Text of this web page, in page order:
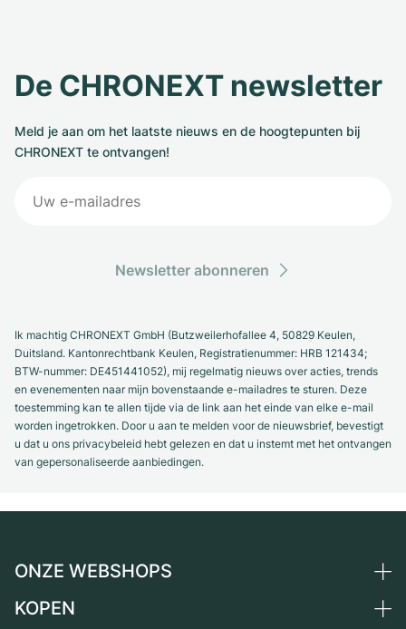
De CHRONEXT newsletter
Meld je aan om het laatste nieuws en de hoogtepunten bij
CHRONEXT te ontvangen!
Newsletter abonneren
Ik machtig CHRONEXT GmbH (Butzweilerhofallee 4, 50829 Keulen,
Duitsland. Kantonrechtbank Keulen, Registratienummer: HRB 121434;
BTW-nummer: DE451441052), mij regelmatig nieuws over acties, trends
en evenementen naar mijn bovenstaande e-mailadres te sturen. Deze
toestemming kan te allen tijde via de link aan het einde van elke e-mail
worden ingetrokken. Door u aan te melden voor de nieuwsbrief, bevestigt
u dat u ons privacybeleid hebt gelezen en dat u instemt met het ontvangen
van gepersonaliseerde aanbiedingen.
ONZE WEBSHOPS
Duitsland
KOPEN